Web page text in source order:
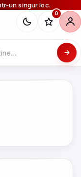
un singur loc.
0